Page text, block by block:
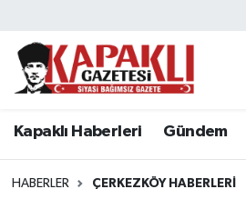
Kapaklı Haberleri Gündem
HABERLER ÇERKEZKÖY HABERLERI
Kapaklı Haberleri
Asayiş
Tekirdağ Nöbetçi Eczaneler
Tekirdağ Namaz Vakitleri